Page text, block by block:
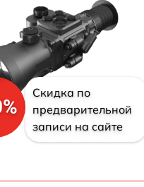
Скидка по
предварительной
записи на сайте